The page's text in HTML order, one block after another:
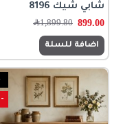
شابي شيك 8196
899.00
1,899.80﷼
اضافة للسلة
-47 %